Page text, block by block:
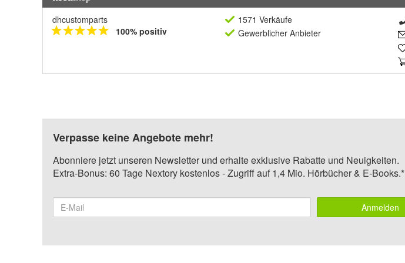
dhcustomparts
100% positiv
1571 Verkäufe
Gewerblicher Anbieter
Verpasse keine Angebote mehr!
Abonniere jetzt unseren Newsletter und erhalte exklusive Rabatte und Neuigkeiten.
Extra-Bonus: 60 Tage Nextory kostenlos - Zugriff auf 1,4 Mio. Hörbücher & E-Books.*
Anmelden